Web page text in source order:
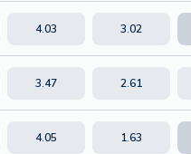
4.03 3.02
3.47 2.61
4.05 1.63